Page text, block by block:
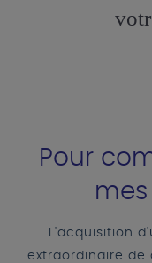
Pour
L'acquisition
extraordinaire de